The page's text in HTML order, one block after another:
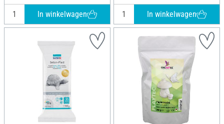
In winkelwagen In winkelwagen